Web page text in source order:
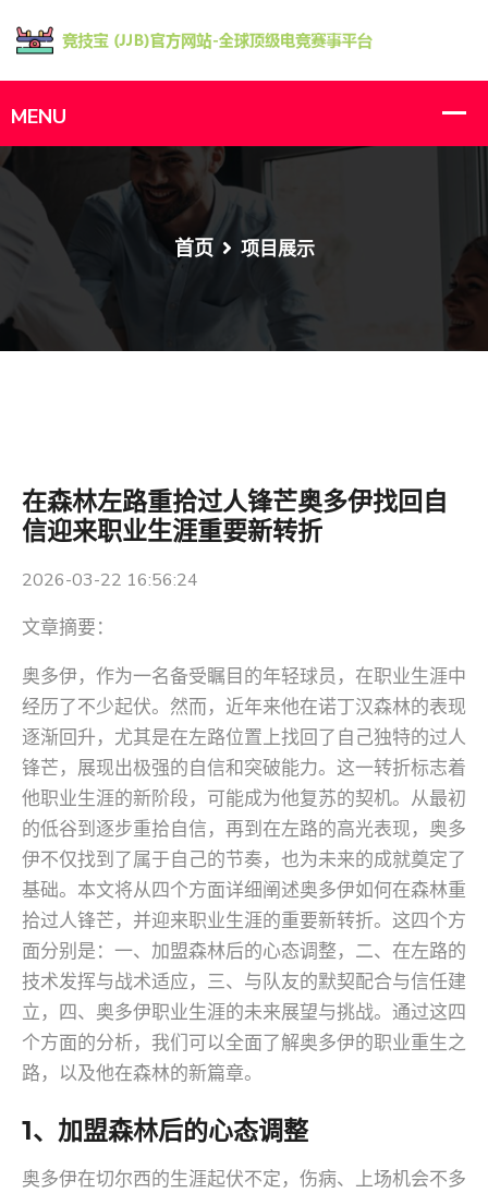
首页 项目展示
在森林左路重拾过人锋芒奥多伊找回自
信迎来职业生涯重要新转折
2026-03-22 16:56:24
文章摘要：
奥多伊，作为一名备受瞩目的年轻球员，在职业生涯中
经历了不少起伏。然而，近年来他在诺丁汉森林的表现
逐渐回升，尤其是在左路位置上找回了自己独特的过人
锋芒，展现出极强的自信和突破能力。这一转折标志着
他职业生涯的新阶段，可能成为他复苏的契机。从最初
的低谷到逐步重拾自信，再到在左路的高光表现，奥多
伊不仅找到了属于自己的节奏，也为未来的成就奠定了
基础。本文将从四个方面详细阐述奥多伊如何在森林重
拾过人锋芒，并迎来职业生涯的重要新转折。这四个方
面分别是：一、加盟森林后的心态调整，二、在左路的
技术发挥与战术适应，三、与队友的默契配合与信任建
立，四、奥多伊职业生涯的未来展望与挑战。通过这四
个方面的分析，我们可以全面了解奥多伊的职业重生之
路，以及他在森林的新篇章。
1、加盟森林后的心态调整
奥多伊在切尔西的生涯起伏不定，伤病、上场机会不多